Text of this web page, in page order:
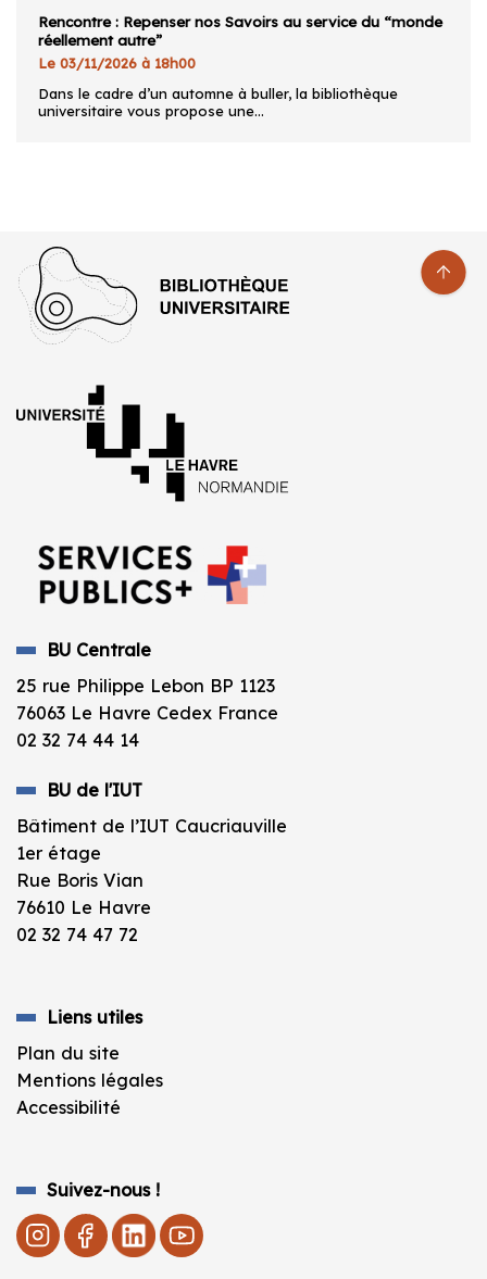
Rencontre : Repenser nos Savoirs au service du “monde
réellement autre”
Le 03/11/2026 à 18h00
Dans le cadre d’un automne à buller, la bibliothèque
universitaire vous propose une...
BU Centrale
25 rue Philippe Lebon BP 1123
76063 Le Havre Cedex France
02 32 74 44 14
BU de l'IUT
Bâtiment de l’IUT Caucriauville
1er étage
Rue Boris Vian
76610 Le Havre
02 32 74 47 72
Liens utiles
Plan du site
Mentions légales
Accessibilité
Suivez-nous !